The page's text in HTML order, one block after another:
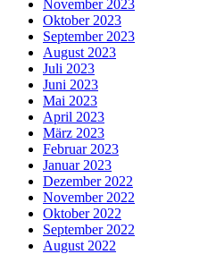
November 2023
Oktober 2023
September 2023
August 2023
Juli 2023
Juni 2023
Mai 2023
April 2023
März 2023
Februar 2023
Januar 2023
Dezember 2022
November 2022
Oktober 2022
September 2022
August 2022